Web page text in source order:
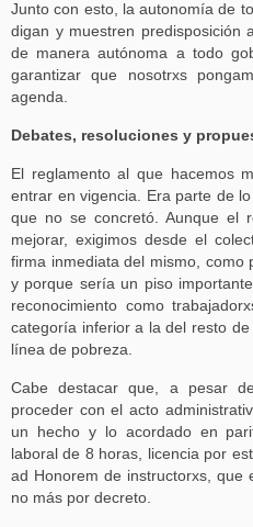
Junto con esto, la autonomía de
digan y muestren predisposición
de manera autónoma a todo
garantizar que nosotrxs
agenda.
Debates, resoluciones y
El reglamento al que hacemos
entrar en vigencia. Era parte de
que no se concretó. Aunque el
mejorar, exigimos desde el
firma inmediata del mismo, como
y porque sería un piso
reconocimiento como
categoría inferior a la del resto
línea de pobreza.
Cabe destacar que, a pesar
proceder con el acto
un hecho y lo acordado en
laboral de 8 horas, licencia por
ad Honorem de instructorxs, que
no más por decreto.